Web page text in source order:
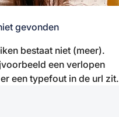
gevonden
bestaat niet (meer).
een verlopen
een typefout in de url zit.